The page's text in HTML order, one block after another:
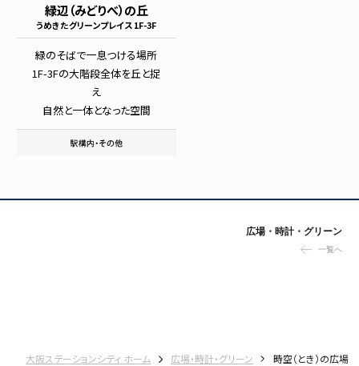
緑辺（みどりべ）の丘
うめきたグリーンプレイス 1F-3F
緑のそばで一息つける場所
1F-3Fの大階段全体を丘と捉
え
自然と一体となった空間
広場・時計・グリーン
一覧へ
大阪ステーションシティ ホーム 広場・時計・グリーン 時空（とき）の広場